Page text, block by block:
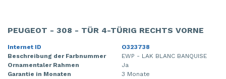
PEUGEOT - 308 - TÜR 4-TÜRIG RECHTS VORNE
Internet ID
O323738
Beschreibung der Farbnummer
EWP - LAK BLANC BANQUISE
Ornamentaler Rahmen
Ja
Garantie in Monaten
3 Monate